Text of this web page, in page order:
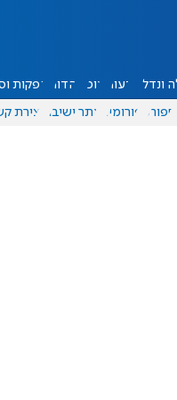
ונדל"ן דעות אוכל יהדות הפקות
ספורט פורומים אתר ישיבה יצירת